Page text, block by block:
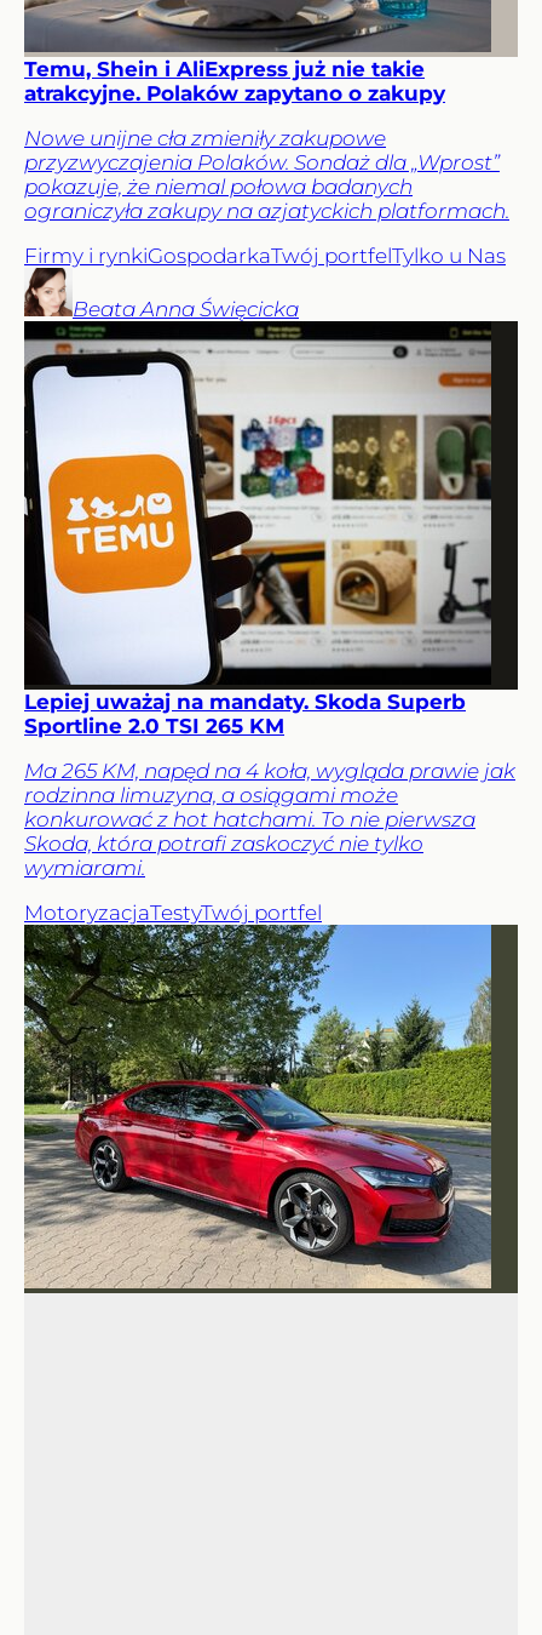
Temu, Shein i AliExpress już nie takie
atrakcyjne. Polaków zapytano o zakupy
Nowe unijne cła zmieniły zakupowe
przyzwyczajenia Polaków. Sondaż dla „Wprost”
pokazuje, że niemal połowa badanych
ograniczyła zakupy na azjatyckich platformach.
Firmy i rynkiGospodarkaTwój portfelTylko u Nas
Beata Anna Święcicka
Lepiej uważaj na mandaty. Skoda Superb
Sportline 2.0 TSI 265 KM
Ma 265 KM, napęd na 4 koła, wygląda prawie jak
rodzinna limuzyna, a osiągami może
konkurować z hot hatchami. To nie pierwsza
Skoda, która potrafi zaskoczyć nie tylko
wymiarami.
MotoryzacjaTestyTwój portfel